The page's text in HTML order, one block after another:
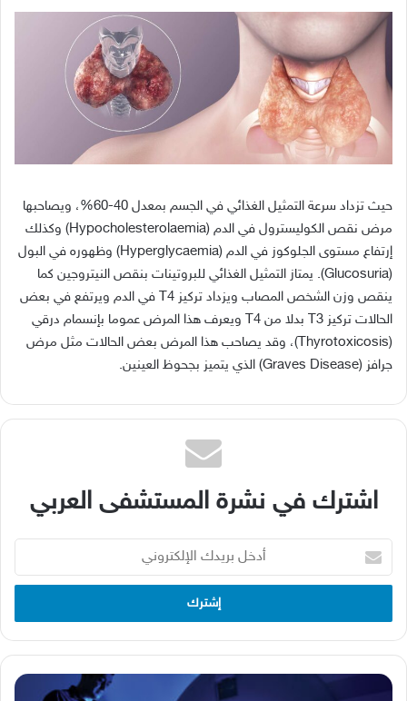
حيث تزداد سرعة التمثيل الغذائي في الجسم بمعدل ، ويصاحبها
مرض نقص الكوليسترول في الدم (Hypocholesterolaemia)
وكذلك
إرتفاع مستوى الجلوكوز في الدم (Hyperglycaemia) وظهوره في البول
(Glucosuria).
يمتاز التمثيل الغذائي للبروتينات بنقص النيتروجين كما
ينقص وزن الشخص المصاب ويزداد تركيز في الدم ويرتفع في بعض
الحالات تركيز بدلا من ويعرف هذا المرض عموما بإنسمام درقي
(Thyrotoxicosis)
، وقد يصاحب هذا المرض بعض الحالات مثل مرض
جرافز (Graves Disease) الذي يتميز بجحوظ العينين.
اشترك في نشرة المستشفى العربي
أدخل
بريدك
الإلكتروني
الطب